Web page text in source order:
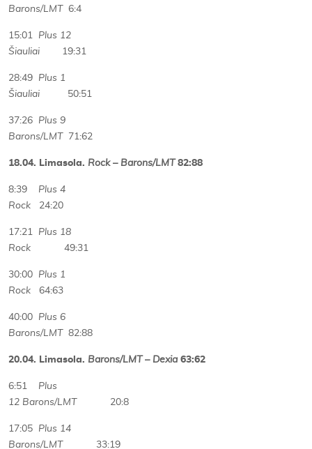
Barons/LMT 6:4
15:01 Plus 12
Šiauliai 19:31
28:49 Plus 1
Šiauliai 50:51
37:26 Plus 9
Barons/LMT 71:62
18.04. Limasola. Rock – Barons/LMT 82:88
8:39 Plus 4
Rock 24:20
17:21 Plus 18
Rock 49:31
30:00 Plus 1
Rock 64:63
40:00 Plus 6
Barons/LMT 82:88
20.04. Limasola. Barons/LMT – Dexia 63:62
6:51 Plus
12 Barons/LMT 20:8
17:05 Plus 14
Barons/LMT 33:19